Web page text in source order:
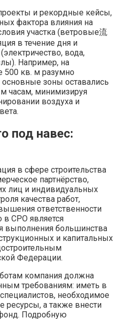
и рекордные кейсы,
фактора влияния на
участка (ветровые流
в течение дня и
вода,
Например, на
кв. м разумно
зоны оставались
часам, минимизируя
воздуха и
под навес:
в сфере строительства
партнёрство,
лиц и индивидуальных
качества работ,
ответственности
в СРО является
выполнения большинства
и капитальных
Федерации.
компания должна
требованиям: иметь в
необходимое
ресурсы, а также внести
Подробную